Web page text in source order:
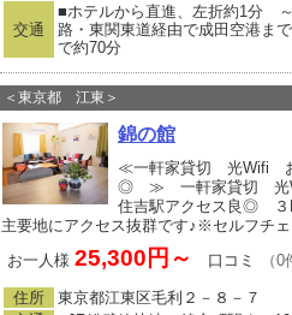
交通
■ホテルから直進、左折約1分
路・東関東道経由で成田空港ま
で約70分
＜東京都 江東＞
錦の館
≪一軒家貸切 光Wifi
◎ ≫ 一軒家貸切 光
住吉駅アクセス良◎ ３
主要地にアクセス抜群です♪※セルフチェ
お一人様 25,300円～ 口コミ （0
住所
東京都江東区毛利２－８－７